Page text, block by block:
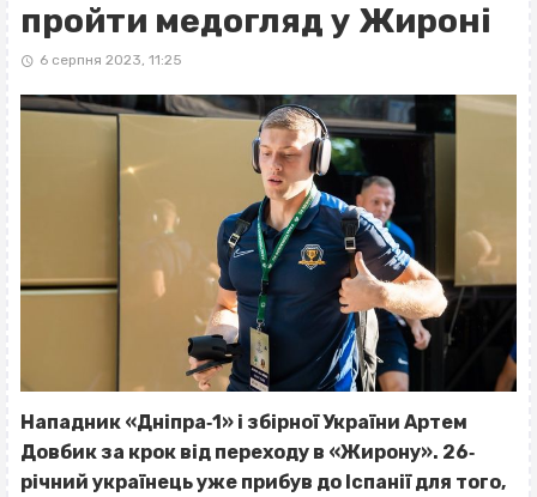
пройти медогляд у Жироні
6 серпня 2023, 11:25
Нападник «Дніпра‐1» і збірної України Артем
Довбик за крок від переходу в «Жирону». 26‐
річний українець уже прибув до Іспанії для того,